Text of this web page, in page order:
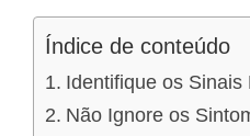
Índice de conteúdo
Identifique os Sinais
Não Ignore os